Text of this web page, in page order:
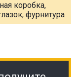
коробка,
фурнитура